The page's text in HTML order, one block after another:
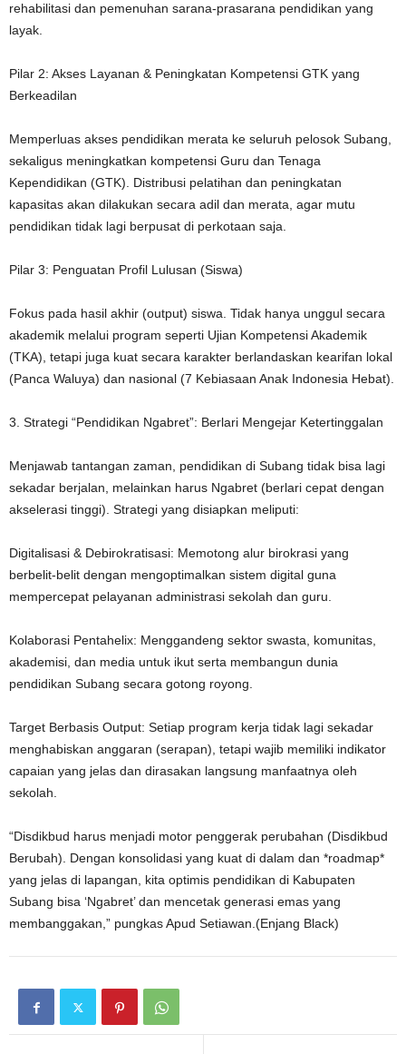
rehabilitasi dan pemenuhan sarana-prasarana pendidikan yang
layak.
Pilar 2: Akses Layanan & Peningkatan Kompetensi GTK yang
Berkeadilan
Memperluas akses pendidikan merata ke seluruh pelosok Subang,
sekaligus meningkatkan kompetensi Guru dan Tenaga
Kependidikan (GTK). Distribusi pelatihan dan peningkatan
kapasitas akan dilakukan secara adil dan merata, agar mutu
pendidikan tidak lagi berpusat di perkotaan saja.
Pilar 3: Penguatan Profil Lulusan (Siswa)
Fokus pada hasil akhir (output) siswa. Tidak hanya unggul secara
akademik melalui program seperti Ujian Kompetensi Akademik
(TKA), tetapi juga kuat secara karakter berlandaskan kearifan lokal
(Panca Waluya) dan nasional (7 Kebiasaan Anak Indonesia Hebat).
3. Strategi “Pendidikan Ngabret”: Berlari Mengejar Ketertinggalan
Menjawab tantangan zaman, pendidikan di Subang tidak bisa lagi
sekadar berjalan, melainkan harus Ngabret (berlari cepat dengan
akselerasi tinggi). Strategi yang disiapkan meliputi:
Digitalisasi & Debirokratisasi: Memotong alur birokrasi yang
berbelit-belit dengan mengoptimalkan sistem digital guna
mempercepat pelayanan administrasi sekolah dan guru.
Kolaborasi Pentahelix: Menggandeng sektor swasta, komunitas,
akademisi, dan media untuk ikut serta membangun dunia
pendidikan Subang secara gotong royong.
Target Berbasis Output: Setiap program kerja tidak lagi sekadar
menghabiskan anggaran (serapan), tetapi wajib memiliki indikator
capaian yang jelas dan dirasakan langsung manfaatnya oleh
sekolah.
“Disdikbud harus menjadi motor penggerak perubahan (Disdikbud
Berubah). Dengan konsolidasi yang kuat di dalam dan *roadmap*
yang jelas di lapangan, kita optimis pendidikan di Kabupaten
Subang bisa ‘Ngabret’ dan mencetak generasi emas yang
membanggakan,” pungkas Apud Setiawan.(Enjang Black)